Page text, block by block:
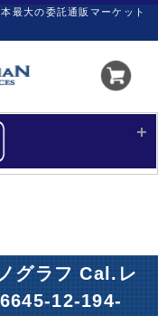
最大の委託通販マーケット
ージ
ウン
グラフ Cal.レ
12-194-